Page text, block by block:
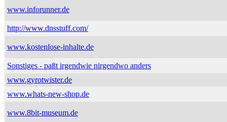
www.inforunner.de
http://www.dnsstuff.com/
www.kostenlose-inhalte.de
Sonstiges - paßt irgendwie nirgendwo anders
www.gyrotwister.de
www.whats-new-shop.de
www.8bit-museum.de